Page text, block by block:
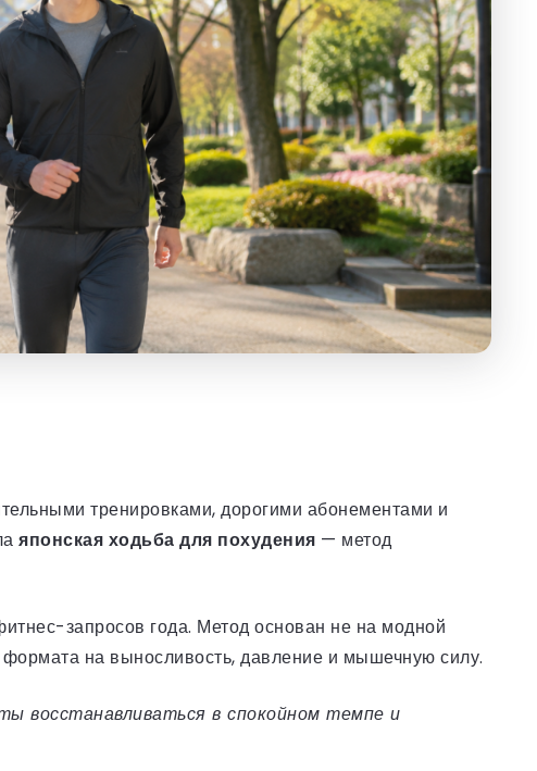
тренировками, дорогими абонементами и
японская ходьба для похудения — метод
запросов года. Метод основан не на модной
формата на выносливость, давление и мышечную силу.
восстанавливаться в спокойном темпе и